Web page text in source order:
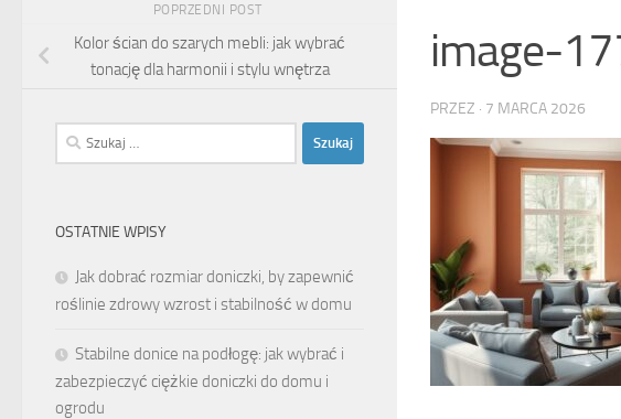
image-
PRZEZ · 7 MARCA 2026
POPRZEDNI POST
Kolor ścian do szarych mebli: jak wybrać
tonację dla harmonii i stylu wnętrza
Szukaj:
OSTATNIE WPISY
Jak dobrać rozmiar doniczki, by zapewnić
roślinie zdrowy wzrost i stabilność w domu
Stabilne donice na podłogę: jak wybrać i
zabezpieczyć ciężkie doniczki do domu i
ogrodu